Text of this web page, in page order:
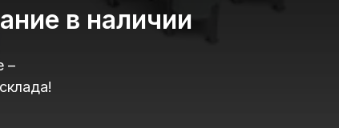
в наличии
–